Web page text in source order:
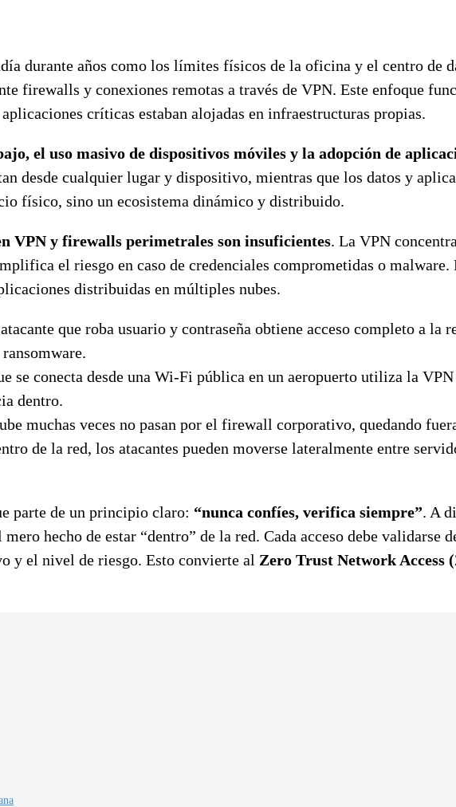
durante años como los límites físicos de la oficina y el centro de
firewalls y conexiones remotas a través de VPN. Este enfoque
críticas estaban alojadas en infraestructuras propias.
el uso masivo de dispositivos móviles y la adopción de
desde cualquier lugar y dispositivo, mientras que los datos y
físico, sino un ecosistema dinámico y distribuido.
VPN y firewalls perimetrales son insuficientes. La VPN
el riesgo en caso de credenciales comprometidas o
distribuidas en múltiples nubes.
que roba usuario y contraseña obtiene acceso completo a la
se conecta desde una Wi-Fi pública en un aeropuerto utiliza la
dentro.
muchas veces no pasan por el firewall corporativo, quedando
de la red, los atacantes pueden moverse lateralmente entre
parte de un principio claro: “nunca confíes, verifica siempre”. A
hecho de estar “dentro” de la red. Cada acceso debe validarse
y el nivel de riesgo. Esto convierte al Zero Trust Network Access